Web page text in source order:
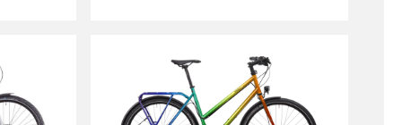
1.199,00 CHF